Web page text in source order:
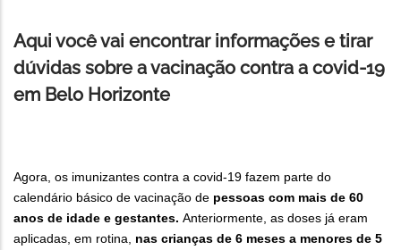
Aqui você vai encontrar informações e tirar
dúvidas sobre a vacinação contra a covid-19
em Belo Horizonte
Agora, os imunizantes contra a covid-19 fazem parte do
calendário básico de vacinação de pessoas com mais de 60
anos de idade e gestantes. Anteriormente, as doses já eram
aplicadas, em rotina, nas crianças de 6 meses a menores de 5